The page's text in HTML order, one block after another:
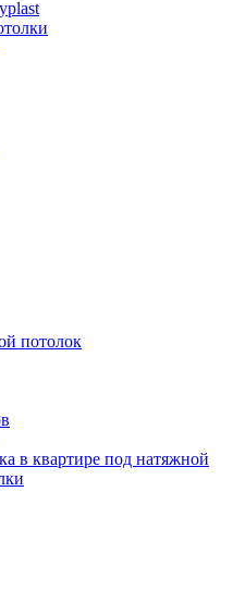
потолок
в квартире под натяжной